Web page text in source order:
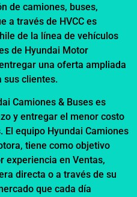
de camiones, buses,
a través de HVCC es
de la línea de vehículos
de Hyundai Motor
una oferta ampliada
sus clientes.
Camiones & Buses es
y entregar el menor costo
equipo Hyundai Camiones
tiene como objetivo
experiencia en Ventas,
directa o a través de su
que cada día